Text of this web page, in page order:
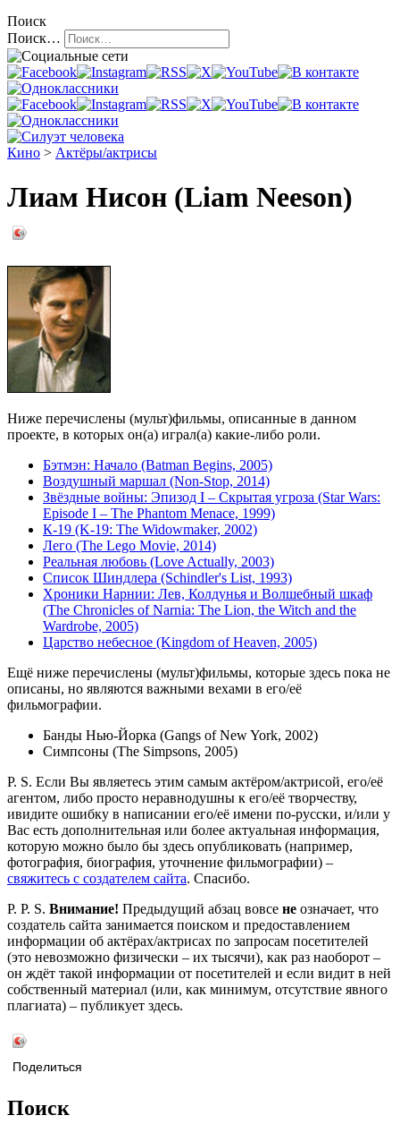
Поиск
Поиск…
Кино > Актёры/актрисы
Лиам Нисон (Liam Neeson)
Ниже перечислены (мульт)фильмы, описанные в данном
проекте, в которых он(а) играл(а) какие-либо роли.
Бэтмэн: Начало (Batman Begins, 2005)
Воздушный маршал (Non-Stop, 2014)
Звёздные войны: Эпизод I – Скрытая угроза (Star Wars:
Episode I – The Phantom Menace, 1999)
К-19 (K-19: The Widowmaker, 2002)
Лего (The Lego Movie, 2014)
Реальная любовь (Love Actually, 2003)
Список Шиндлера (Schindler's List, 1993)
Хроники Нарнии: Лев, Колдунья и Волшебный шкаф
(The Chronicles of Narnia: The Lion, the Witch and the
Wardrobe, 2005)
Царство небесное (Kingdom of Heaven, 2005)
Ещё ниже перечислены (мульт)фильмы, которые здесь пока не
описаны, но являются важными вехами в его/её
фильмографии.
Банды Нью-Йорка (Gangs of New York, 2002)
Симпсоны (The Simpsons, 2005)
P. S. Если Вы являетесь этим самым актёром/актрисой, его/её
агентом, либо просто неравнодушны к его/её творчеству,
ивидите ошибку в написании его/её имени по-русски, и/или у
Вас есть дополнительная или более актуальная информация,
которую можно было бы здесь опубликовать (например,
фотография, биография, уточнение фильмографии) –
свяжитесь с создателем сайта. Спасибо.
P. P. S. Внимание! Предыдущий абзац вовсе не означает, что
создатель сайта занимается поиском и предоставлением
информации об актёрах/актрисах по запросам посетителей
(это невозможно физически – их тысячи), как раз наоборот –
он ждёт такой информации от посетителей и если видит в ней
собственный материал (или, как минимум, отсутствие явного
плагиата) – публикует здесь.
Поделиться
Поиск